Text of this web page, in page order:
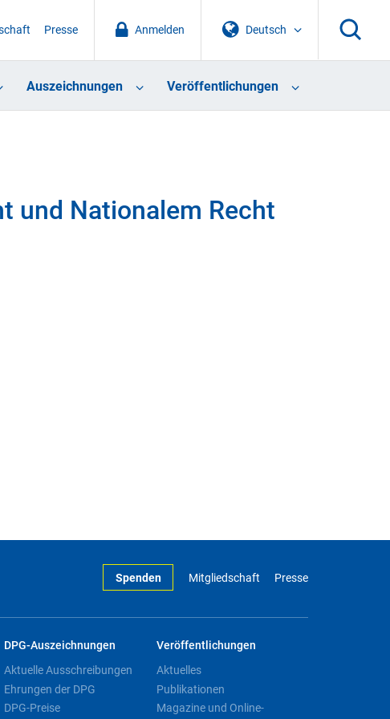
Deutsch
Anmelden
Presse
Auszeichnungen Veröffentlichungen
und Nationalem Recht
Spenden Mitgliedschaft Presse
DPG-Auszeichnungen
Aktuelle Ausschreibungen
Ehrungen der DPG
DPG-Preise
Veröffentlichungen
Aktuelles
Publikationen
Magazine und Online-